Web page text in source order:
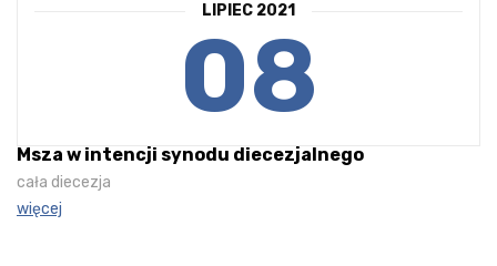
LIPIEC 2021
08
Msza w intencji synodu diecezjalnego
cała diecezja
więcej